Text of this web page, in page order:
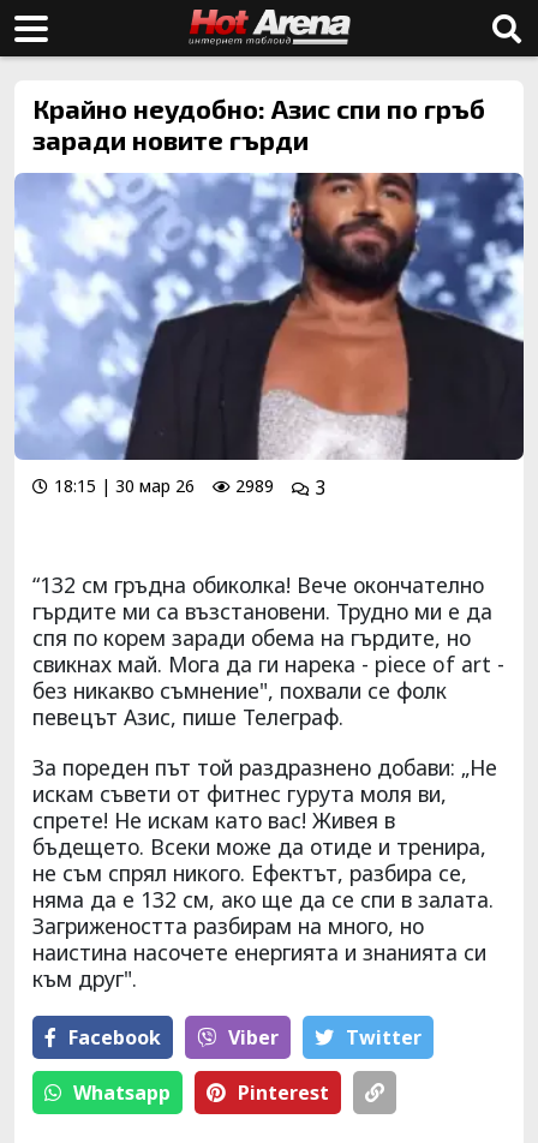
Крайно неудобно: Азис спи по гръб
заради новите гърди
18:15 | 30 мар 26 2989 3
“132 см гръдна обиколка! Вече окончателно
гърдите ми са възстановени. Трудно ми е да
спя по корем заради обема на гърдите, но
свикнах май. Мога да ги нарека - piece of art -
без никакво съмнение", похвали се фолк
певецът Азис, пише Телеграф.
За пореден път той раздразнено добави: „Не
искам съвети от фитнес гурута моля ви,
спрете! Не искам като вас! Живея в
бъдещето. Всеки може да отиде и тренира,
не съм спрял никого. Ефектът, разбира се,
няма да е 132 см, ако ще да се спи в залата.
Загрижеността разбирам на много, но
наистина насочете енергията и знанията си
към друг".
Facebook Viber Тwitter
Whatsapp Pinterest